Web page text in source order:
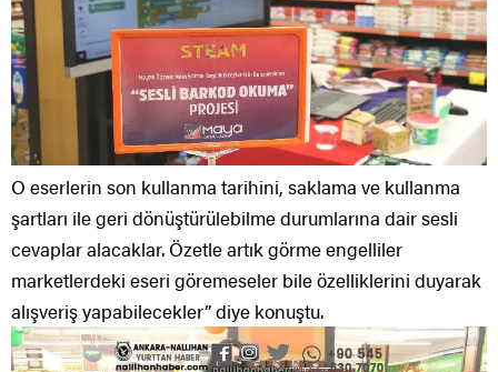
O eserlerin son kullanma tarihini, saklama ve kullanma
şartları ile geri dönüştürülebilme durumlarına dair sesli
cevaplar alacaklar. Özetle artık görme engelliler
marketlerdeki eseri göremeseler bile özelliklerini duyarak
alışveriş yapabilecekler” diye konuştu.